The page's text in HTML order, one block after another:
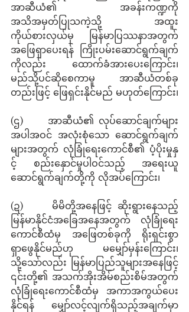
အာဆီယံ၏ အခန်းကဏ္ဍကို
အသိအမှတ်ပြုသကဲ့သို့ အထူး
ကိုယ်စားလှယ်မှ မြန်မာပြဿနာအတွက်
အဖြေရှာပေးရန် ကြိုးပမ်းဆောင်ရွက်ချက်
ကိုလည်း ထောက်ခံအားပေးကြောင်း၊
မည်သို့ပင်ဆိုစေကာမူ အာဆီယံတစ်ခု
တည်းဖြင့် ဖြေရှင်းနိုင်မည် မဟုတ်ကြောင်း၊
(ဌ)     အာဆီယံ၏ လုပ်ဆောင်ချက်များ
အပါအဝင် အလုံးစုံသော ဆောင်ရွက်ချက်
များအတွက် လုံခြုံရေးကောင်စီ၏ ပံ့ပိုးမှုနှ
င့် စည်းနှောင်မှုပါဝင်သည့် အရေးယူ
ဆောင်ရွက်ချက်တို့ကို လိုအပ်ကြောင်း၊
(ဍ)     မိမိတို့အနေဖြင့် ဆိုးရွားနေသည့်
မြန်မာနိုင်ငံအခြေအနေအတွက် လုံခြုံရေး
ကောင်စီထံမှ အဖြေတစ်ခုကို ရိုးရှင်းစွာ
ရှာဖွေနိုင်မည်ဟု မမျှော်မှန်းကြောင်း၊
သို့သော်လည်း မြန်မာပြည်သူများအနေဖြင့်
၎င်းတို့၏ အသက်အိုးအိမ်စည်းစိမ်အတွက်
လုံခြုံရေးကောင်စီထံမှ အကာအကွယ်ပေး
နိုင်ရန် မျှော်လင့်လျက်ရှိသည့်အချက်မှာ